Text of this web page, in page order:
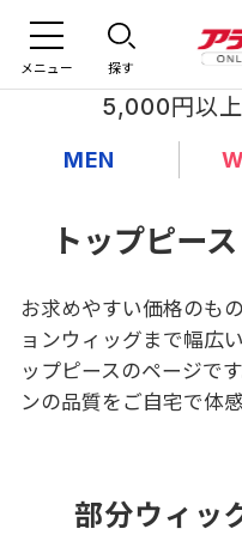
メニュー 探す
5,000円以
MEN
トップピー
お求めやすい価格のも
ョンウィッグまで幅広
ップピースのページで
ンの品質をご自宅で体
部分ウィッ